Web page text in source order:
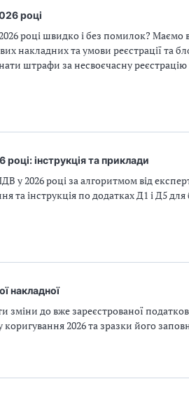
році
році швидко і без помилок? Маємо
накладних та умови реєстрації та
штрафи за несвоєчасну
інструкція та приклади
у 2026 році за алгоритмом від
та інструкція по додатках Д1 і Д5
накладної
зміни до вже зареєстрованої
2026 та зразки його